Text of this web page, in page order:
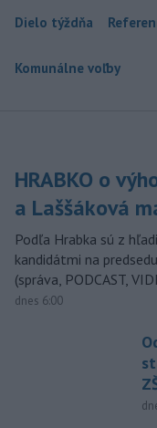
Dielo týždňa
Komunálne voľby
HRABKO o
a Laššáková
Podľa Hrabka sú z
kandidátmi na
(správa, PODCAST,
dnes 6:00